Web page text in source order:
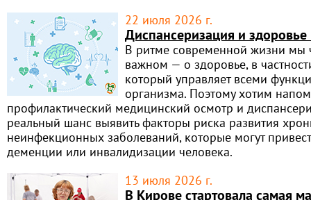
22 июля 2026 г.
Диспансеризация и здоровье
В ритме современной жизни мы
важном — о здоровье, в
который управляет всеми
организма. Поэтому хотим
профилактический медицинский осмотр и
реальный шанс выявить факторы риска развития
неинфекционных заболеваний, которые могут
деменции или инвалидизации человека.
13 июля 2026 г.
В Кирове стартовала самая